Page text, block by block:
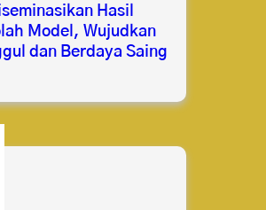
Hasil
Model, Wujudkan
dan Berdaya Saing